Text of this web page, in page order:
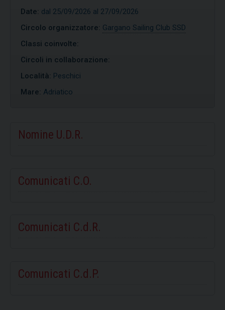
Date: dal 25/09/2026 al 27/09/2026
Circolo organizzatore: Gargano Sailing Club SSD
Classi coinvolte:
Circoli in collaborazione:
Località: Peschici
Mare: Adriatico
Nomine U.D.R.
Comunicati C.O.
Comunicati C.d.R.
Comunicati C.d.P.